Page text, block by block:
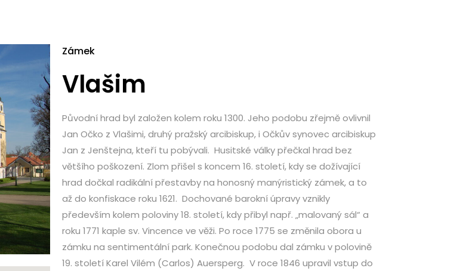
Zámek
Vlašim
Původní hrad byl založen kolem roku 1300. Jeho podobu zřejmě ovlivnil
Jan Očko z Vlašimi, druhý pražský arcibiskup, i Očkův synovec arcibiskup
Jan z Jenštejna, kteří tu pobývali. Husitské války přečkal hrad bez
většího poškození. Zlom přišel s koncem 16. století, kdy se dožívající
hrad dočkal radikální přestavby na honosný manýristický zámek, a to
až do konfiskace roku 1621. Dochované barokní úpravy vznikly
především kolem poloviny 18. století, kdy přibyl např. „malovaný sál“ a
roku 1771 kaple sv. Vincence ve věži. Po roce 1775 se změnila obora u
zámku na sentimentální park. Konečnou podobu dal zámku v polovině
19. století Karel Vilém (Carlos) Auersperg. V roce 1846 upravil vstup do